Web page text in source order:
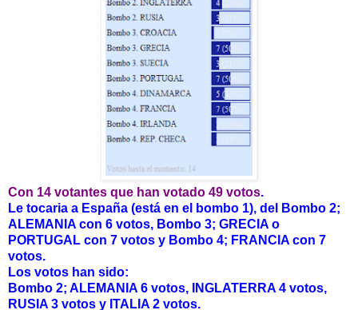
Con 14 votantes que han votado 49 votos.
Le tocaria a España (está en el bombo 1), del Bombo 2;
ALEMANIA con 6 votos, Bombo 3; GRECIA o
PORTUGAL con 7 votos y Bombo 4; FRANCIA con 7
votos.
Los votos han sido:
Bombo 2; ALEMANIA 6 votos, INGLATERRA 4 votos,
RUSIA 3 votos y ITALIA 2 votos.